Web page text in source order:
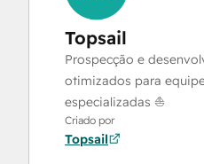
Topsail
Prospecção e
otimizados para
especializadas ⛵️
Criado por
Topsail